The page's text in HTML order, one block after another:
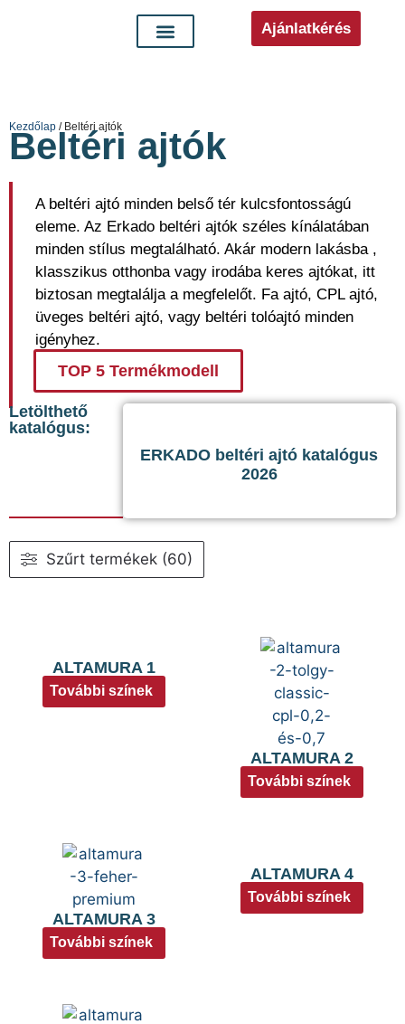
Ajánlatkérés
Kezdőlap / Beltéri ajtók
Beltéri ajtók
A beltéri ajtó minden belső tér kulcsfontosságú
eleme. Az Erkado beltéri ajtók széles kínálatában
minden stílus megtalálható. Akár modern lakásba ,
klasszikus otthonba vagy irodába keres ajtókat, itt
biztosan megtalálja a megfelelőt. Fa ajtó, CPL ajtó,
üveges beltéri ajtó, vagy beltéri tolóajtó minden
igényhez.
TOP 5 Termékmodell
Letölthető
katalógus:
ERKADO beltéri ajtó katalógus
2026
Szűrt termékek (60)
ALTAMURA 1
További színek
ALTAMURA 2
További színek
ALTAMURA 3
További színek
ALTAMURA 4
További színek